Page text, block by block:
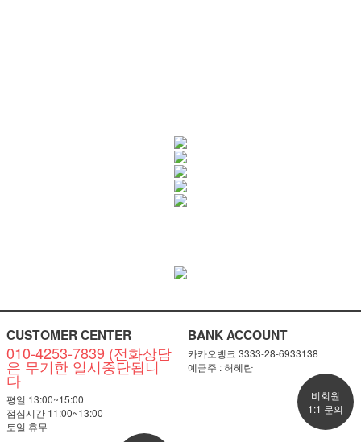
CUSTOMER CENTER
010-4253-7839 (전화상담
은 무기한 일시중단됩니
다
평일 13:00~15:00
점심시간 11:00~13:00
토일 휴무
BANK ACCOUNT
카카오뱅크 3333-28-6933138
예금주 : 허혜란
비회원
1:1 문의